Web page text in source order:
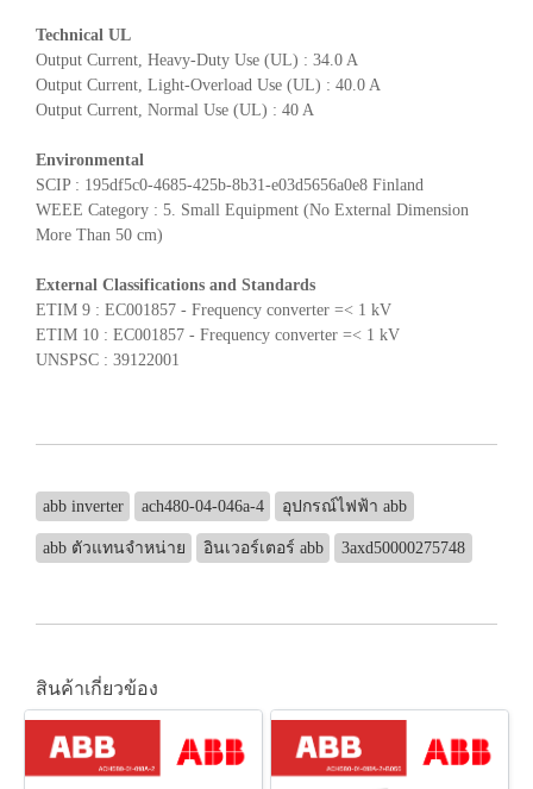
Technical UL
Output Current, Heavy-Duty Use (UL) : 34.0 A
Output Current, Light-Overload Use (UL) : 40.0 A
Output Current, Normal Use (UL) : 40 A
Environmental
SCIP : 195df5c0-4685-425b-8b31-e03d5656a0e8 Finland
WEEE Category : 5. Small Equipment (No External Dimension
More Than 50 cm)
External Classifications and Standards
ETIM 9 : EC001857 - Frequency converter =< 1 kV
ETIM 10 : EC001857 - Frequency converter =< 1 kV
UNSPSC : 39122001
abb inverter ach480-04-046a-4 อุปกรณ์ไฟฟ้า abb
abb ตัวแทนจำหน่าย อินเวอร์เตอร์ abb 3axd50000275748
สินค้าเกี่ยวข้อง